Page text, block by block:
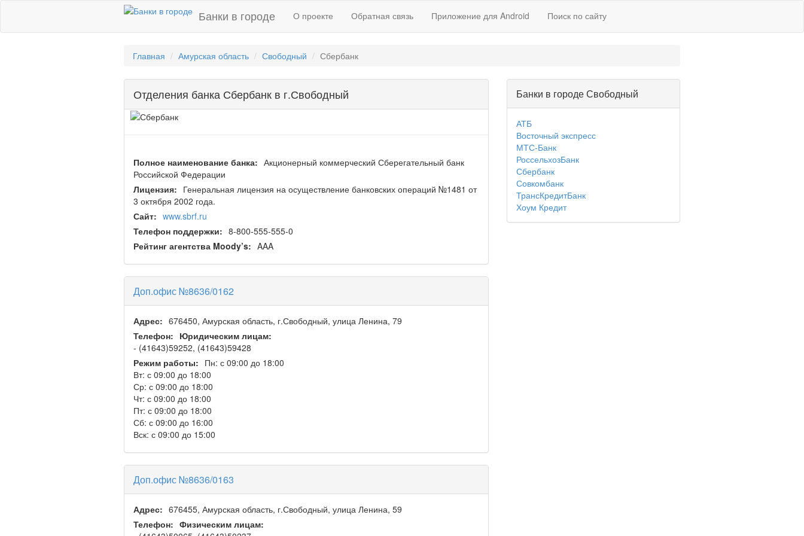
Банки в городе О проекте Обратная связь Приложение для Android Поиск по сайту
Главная Амурская область Свободный Сбербанк
Отделения банка Сбербанк в г.Свободный
Полное наименование банка: Акционерный коммерческий Сберегательный банк
Российской Федерации
Лицензия: Генеральная лицензия на осуществление банковских операций №1481 от
3 октября 2002 года.
Сайт: www.sbrf.ru
Телефон поддержки: 8-800-555-555-0
Рейтинг агентства Moody’s: AAA
Доп.офис №8636/0162
Адрес: 676450, Амурская область, г.Свободный, улица Ленина, 79
Телефон: Юридическим лицам:
- (41643)59252, (41643)59428
Режим работы: Пн: с 09:00 до 18:00
Вт: с 09:00 до 18:00
Ср: с 09:00 до 18:00
Чт: с 09:00 до 18:00
Пт: с 09:00 до 18:00
Сб: с 09:00 до 16:00
Вск: с 09:00 до 15:00
Доп.офис №8636/0163
Адрес: 676455, Амурская область, г.Свободный, улица Ленина, 59
Телефон: Физическим лицам:
Банки в городе Свободный
АТБ
Восточный экспресс
МТС-Банк
РоссельхозБанк
Сбербанк
Совкомбанк
ТрансКредитБанк
Хоум Кредит